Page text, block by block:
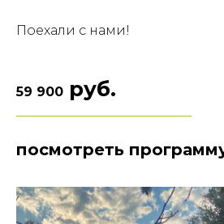
Поехали с нами!
59 900 руб.
посмотреть